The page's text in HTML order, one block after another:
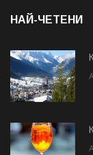
НАЙ-ЧЕТЕНИ